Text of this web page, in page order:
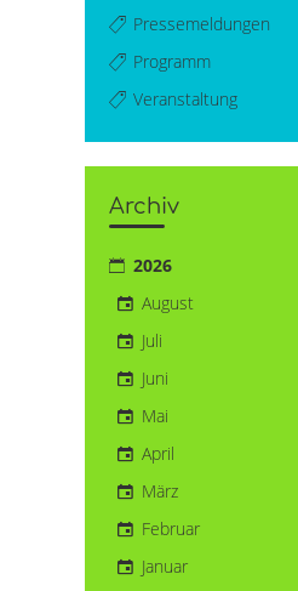
Pressemeldungen
Programm
Veranstaltung
Archiv
2026
August
Juli
Juni
Mai
April
März
Februar
Januar